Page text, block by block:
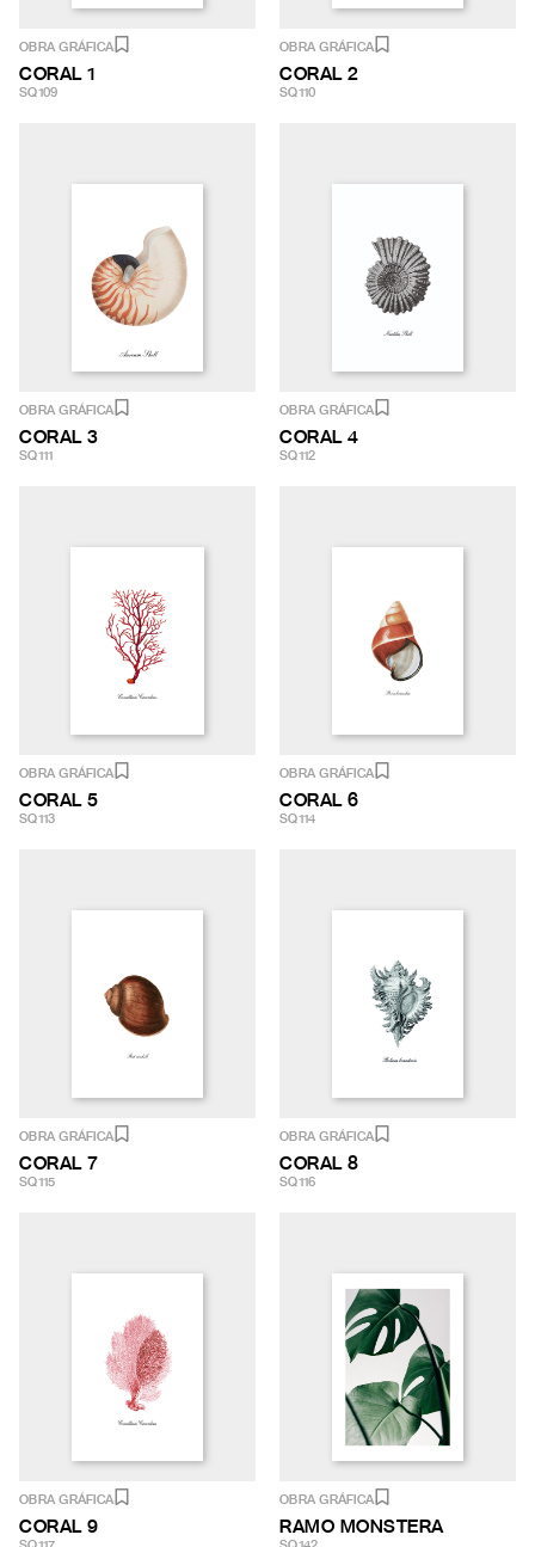
OBRA GRÁFICA
CORAL 1
SQ109
OBRA GRÁFICA
CORAL 2
SQ110
OBRA GRÁFICA
CORAL 3
SQ111
OBRA GRÁFICA
CORAL 4
SQ112
OBRA GRÁFICA
CORAL 5
SQ113
OBRA GRÁFICA
CORAL 6
SQ114
OBRA GRÁFICA
CORAL 7
SQ115
OBRA GRÁFICA
CORAL 8
SQ116
OBRA GRÁFICA
CORAL 9
OBRA GRÁFICA
RAMO MONSTERA